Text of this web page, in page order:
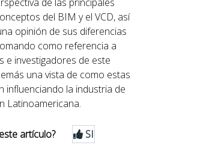
del BIM y el VCD, así
opinión de sus diferencias
como referencia a
e investigadores de este
una vista de como estas
influenciando la industria de
Latinoamericana.
este artículo?
SI